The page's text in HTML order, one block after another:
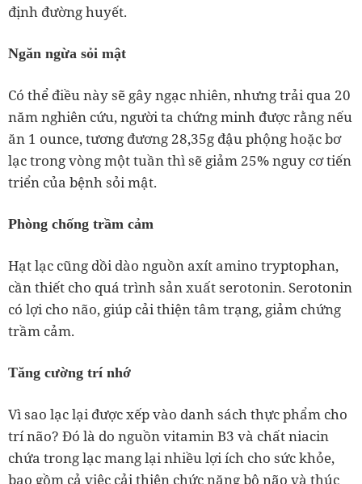
định đường huyết.
Ngăn ngừa sỏi mật
Có thể điều này sẽ gây ngạc nhiên, nhưng trải qua 20
năm nghiên cứu, người ta chứng minh được rằng nếu
ăn 1 ounce, tương đương 28,35g đậu phộng hoặc bơ
lạc trong vòng một tuần thì sẽ giảm 25% nguy cơ tiến
triển của bệnh sỏi mật.
Phòng chống trầm cảm
Hạt lạc cũng dồi dào nguồn axít amino tryptophan,
cần thiết cho quá trình sản xuất serotonin. Serotonin
có lợi cho não, giúp cải thiện tâm trạng, giảm chứng
trầm cảm.
Tăng cường trí nhớ
Vì sao lạc lại được xếp vào danh sách thực phẩm cho
trí não? Đó là do nguồn vitamin B3 và chất niacin
chứa trong lạc mang lại nhiều lợi ích cho sức khỏe,
bao gồm cả việc cải thiện chức năng bộ não và thúc